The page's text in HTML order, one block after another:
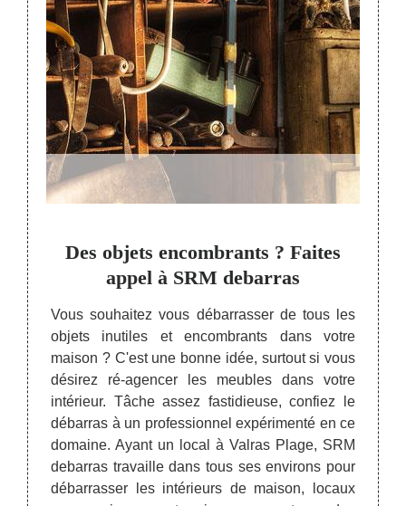
à
les
aux
Des objets encombrants ? Faites
appel à SRM debarras
Vous souhaitez vous débarrasser de tous les
objets inutiles et encombrants dans votre
maison ? C'est une bonne idée, surtout si vous
désirez ré-agencer les meubles dans votre
intérieur. Tâche assez fastidieuse, confiez le
débarras à un professionnel expérimenté en ce
domaine. Ayant un local à Valras Plage, SRM
debarras travaille dans tous ses environs pour
débarrasser les intérieurs de maison, locaux
la